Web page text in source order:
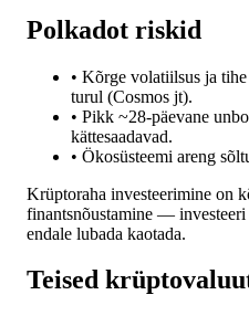
Polkadot riskid
• Kõrge volatiilsus ja
turul (Cosmos jt).
• Pikk ~28-päevane
kättesaadavad.
• Ökosüsteemi areng
Krüptoraha investeerimine on
finantsnõustamine — investeeri
endale lubada kaotada.
Teised